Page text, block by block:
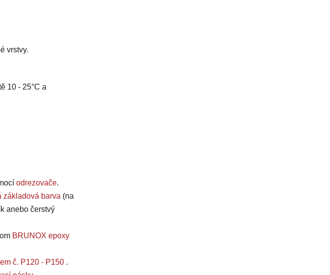
vrstvy.
10 - 25°C a
odrezovače.
základová barva (na
anebo čerstvý
BRUNOX epoxy
č. P120 - P150 .